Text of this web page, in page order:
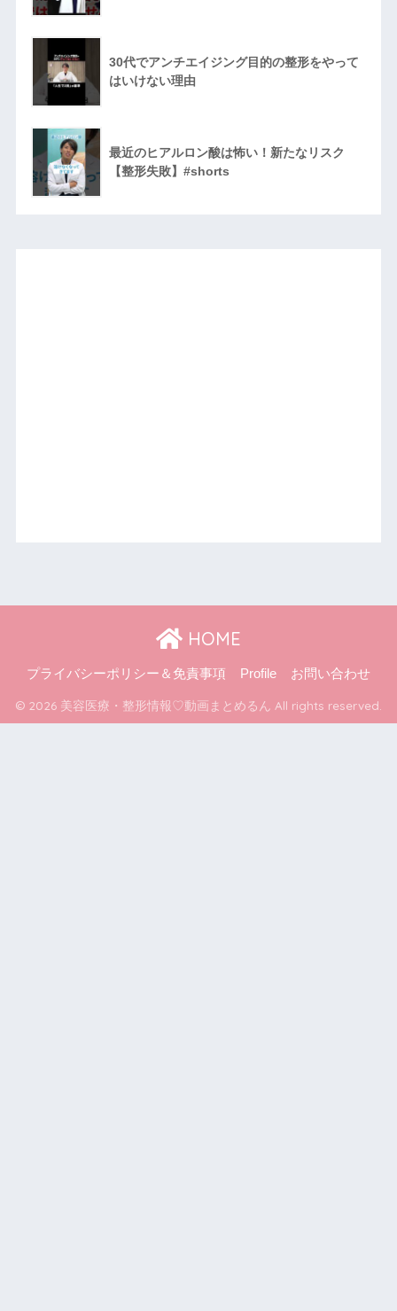
30代でアンチエイジング目的の整形をやって
はいけない理由
最近のヒアルロン酸は怖い！新たなリスク
【整形失敗】#shorts
HOME
プライバシーポリシー＆免責事項 Profile お問い合わせ
© 2026 美容医療・整形情報♡動画まとめるん All rights reserved.